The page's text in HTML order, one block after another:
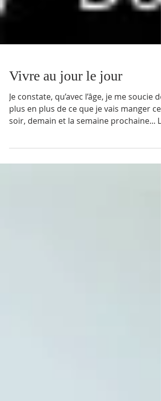
Vivre au jour le jour
plus en plus de ce que je vais manger ce
soir, demain et la semaine prochaine... Les